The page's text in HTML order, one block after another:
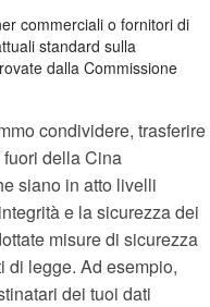
commerciali o fornitori di
standard sulla
dalla Commissione
condividere, trasferire
della Cina
siano in atto livelli
e la sicurezza dei
misure di sicurezza
di legge. Ad esempio,
dei tuoi dati